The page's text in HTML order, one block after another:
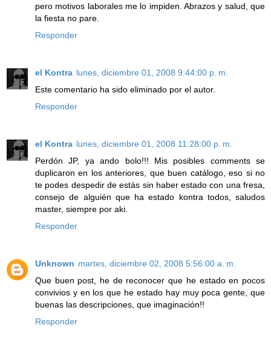
pero motivos laborales me lo impiden. Abrazos y salud, que
la fiesta no pare.
Responder
el Kontra lunes, diciembre 01, 2008 9:44:00 p. m.
Este comentario ha sido eliminado por el autor.
Responder
el Kontra lunes, diciembre 01, 2008 11:28:00 p. m.
Perdón JP, ya ando bolo!!! Mis posibles comments se
duplicaron en los anteriores, que buen catálogo, eso si no
te podes despedir de estás sin haber estado con una fresa,
consejo de alguién que ha estado kontra todos, saludos
master, siempre por aki.
Responder
Unknown martes, diciembre 02, 2008 5:56:00 a. m.
Que buen post, he de reconocer que he estado en pocos
convivios y en los que he estado hay muy poca gente, que
buenas las descripciones, que imaginación!!
Responder